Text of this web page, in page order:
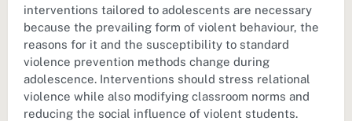
interventions tailored to adolescents are necessary
because the prevailing form of violent behaviour, the
reasons for it and the susceptibility to standard
violence prevention methods change during
adolescence. Interventions should stress relational
violence while also modifying classroom norms and
reducing the social influence of violent students.